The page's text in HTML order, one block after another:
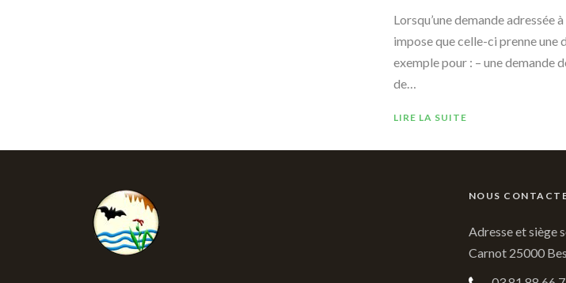
Lorsqu’une demande adressée
impose que celle-ci prenne une
exemple pour : – une demande
de…
LIRE LA SUITE
NOUS
Adresse et siège
Carnot 25000